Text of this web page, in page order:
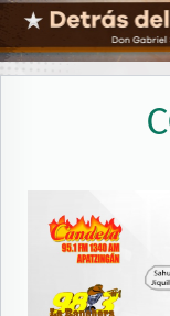
Catedral de la
LOS40 88.1 FM